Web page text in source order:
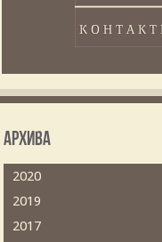
Архива
2020
2019
2017